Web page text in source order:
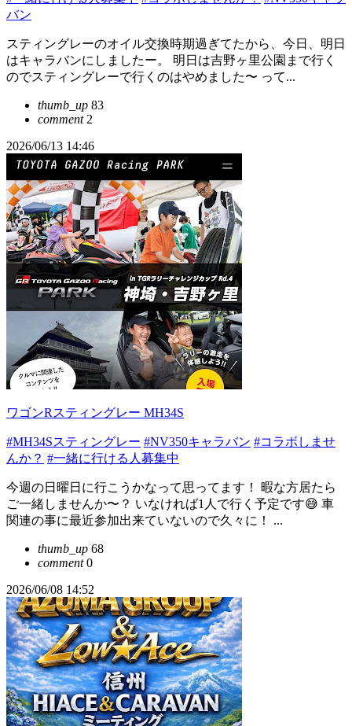
バン
スティングレーのオイル交換時期過ぎてたから、今日、明日
はキャラバンにしましたー。 明日は吉野ヶ里公園まで行く
のでスティングレーで行くのはやめました〜 って...
thumb_up 83
comment2
2026/06/13 14:46
ワゴンRスティングレー MH34S
#MH34Sスティングレー #NV350キャラバン #コラボしませ
んか？ #一緒に行ける人募集中
今週の日曜日に行こうかなって思ってます！ 暇な方居たら
ご一緒しませんか〜？ いなければ1人で行く予定です😅 車
関連の事に最近参加出来ていないので久々に！ ...
thumb_up 68
comment0
2026/06/08 14:52